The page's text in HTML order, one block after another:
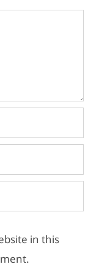
in this